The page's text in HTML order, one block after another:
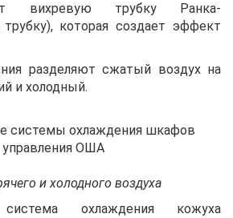
вихревую трубку Ранка-
которая создает эффект
разделяют сжатый воздух на
и холодный.
и холодного воздуха
охлаждения кожуха